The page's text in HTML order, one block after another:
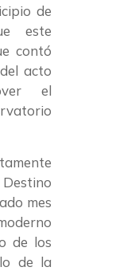
de
este
contó
acto
el
mes
de los
de la